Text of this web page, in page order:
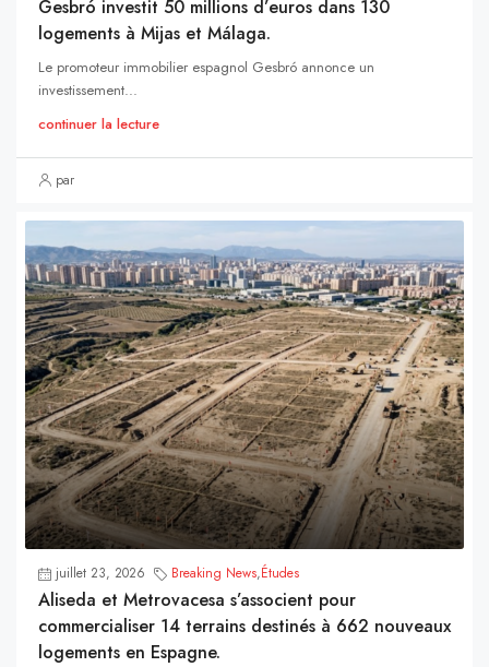
Gesbró investit 50 millions d’euros dans 130
logements à Mijas et Málaga.
Le promoteur immobilier espagnol Gesbró annonce un
investissement...
continuer la lecture
par
juillet 23, 2026 Breaking News,Études
Aliseda et Metrovacesa s’associent pour
commercialiser 14 terrains destinés à 662 nouveaux
logements en Espagne.